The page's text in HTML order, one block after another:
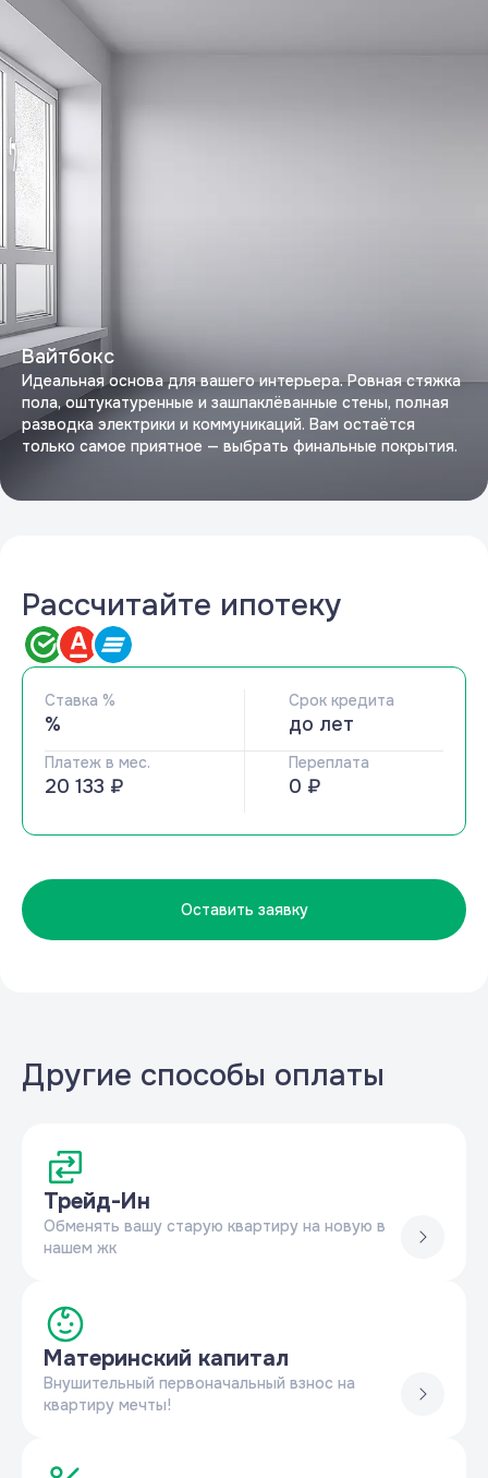
Вайтбокс
Идеальная основа для вашего интерьера. Ровная стяжка
пола, оштукатуренные и зашпаклёванные стены, полная
разводка электрики и коммуникаций. Вам остаётся
только самое приятное — выбрать финальные покрытия.
Рассчитайте ипотеку
Ставка %
%
Срок кредита
до лет
Платеж в мес.
20 133 ₽
Переплата
0 ₽
Оставить заявку
Другие способы оплаты
Трейд-Ин
Обменять вашу старую квартиру на новую в
нашем жк
Материнский капитал
Внушительный первоначальный взнос на
квартиру мечты!